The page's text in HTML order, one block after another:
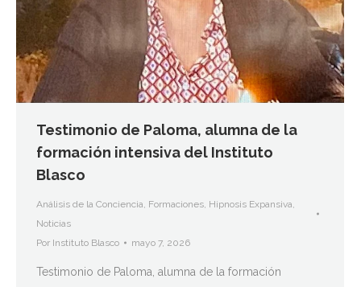
Testimonio de Paloma, alumna de la
formación intensiva del Instituto
Blasco
Análisis de la Conciencia, Formaciones, Hipnosis Expansiva,
Noticias
Por Instituto Blasco mayo 7, 2026
Testimonio de Paloma, alumna de la formación